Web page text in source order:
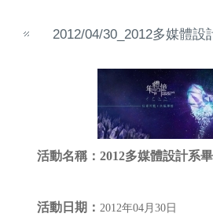
2012/04/30_2012多媒體設
活動名稱： 2012多媒體設計系
活動日期： 2012年04月30日